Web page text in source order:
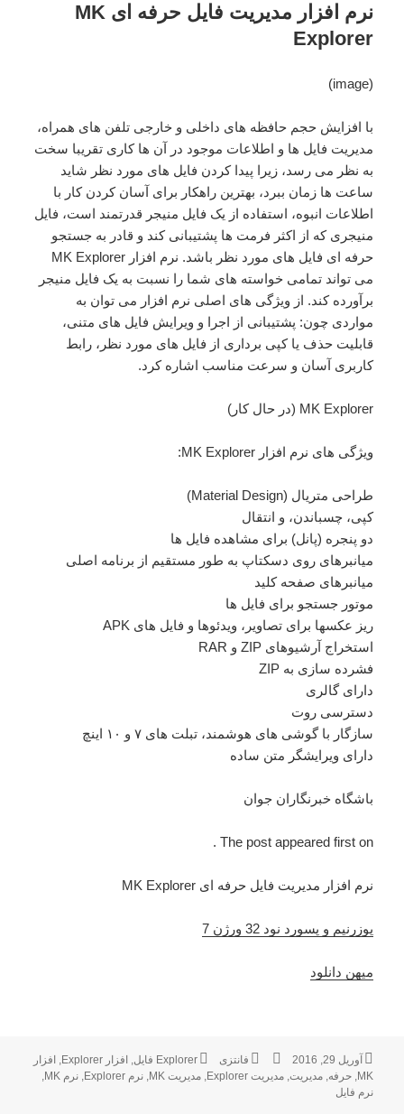
نرم افزار مدیریت فایل حرفه ای MK
Explorer
(image)
با افزایش حجم حافظه های داخلی و خارجی تلفن های همراه،
مدیریت فایل ها و اطلاعات موجود در آن ها کاری تقریبا سخت
به نظر می رسد، زیرا پیدا کردن فایل های مورد نظر شاید
ساعت ها زمان ببرد، بهترین راهکار برای آسان کردن کار با
اطلاعات انبوه، استفاده از یک فایل منیجر قدرتمند است، فایل
منیجری که از اکثر فرمت ها پشتیبانی کند و قادر به جستجو
حرفه ای فایل های مورد نظر باشد. نرم افزار MK Explorer
می تواند تمامی خواسته های شما را نسبت به یک فایل منیجر
برآورده کند. از ویژگی های اصلی نرم افزار می توان به
مواردی چون: پشتیبانی از اجرا و ویرایش فایل های متنی،
قابلیت حذف یا کپی برداری از فایل های مورد نظر، رابط
کاربری آسان و سرعت مناسب اشاره کرد.
MK Explorer (در حال کار)
ویژگی های نرم افزار MK Explorer:
طراحی متریال (Material Design)
کپی، چسباندن، و انتقال
دو پنجره (پانل) برای مشاهده فایل ها
میانبرهای روی دسکتاپ به طور مستقیم از برنامه اصلی
میانبرهای صفحه کلید
موتور جستجو برای فایل ها
ریز عکسها برای تصاویر، ویدئوها و فایل های APK
استخراج آرشیوهای ZIP و RAR
فشرده سازی به ZIP
دارای گالری
دسترسی روت
سازگار با گوشی های هوشمند، تبلت های ۷ و ۱۰ اینچ
دارای ویرایشگر متن ساده
باشگاه خبرنگاران جوان
The post appeared first on .
نرم افزار مدیریت فایل حرفه ای MK Explorer
یوزرنیم و پسورد نود 32 ورژن 7
میهن دانلود
ارسال
شده
در
آوریل 29, 2016 نویسندهدسته‌ها
فانتزی برچسب‌ها
Explorer فایل ,افزار Explorer ,افزار
MK
,حرفه,مدیریت,مدیریت Explorer ,مدیریت MK ,نرم Explorer ,نرم MK
,
نرم فایل